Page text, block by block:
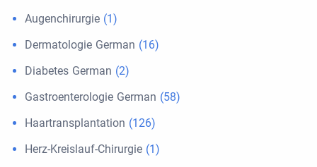
Augenchirurgie (1)
Dermatologie German (16)
Diabetes German (2)
Gastroenterologie German (58)
Haartransplantation (126)
Herz-Kreislauf-Chirurgie (1)